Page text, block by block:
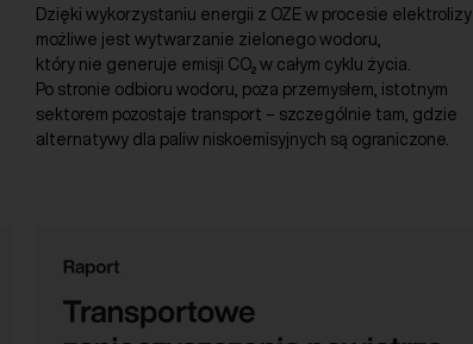
Dzięki wykorzystaniu energii z OZE w procesie elektrolizy
możliwe jest wytwarzanie zielonego wodoru,
który nie generuje emisji CO₂ w całym cyklu życia.
Po stronie odbioru wodoru, poza przemysłem, istotnym
sektorem pozostaje transport – szczególnie tam, gdzie
alternatywy dla paliw niskoemisyjnych są ograniczone.